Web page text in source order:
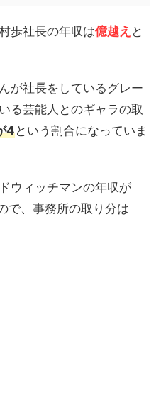
歩社長の年収は億越え と
が社長をしているグレー
る芸能人とのギャラの取
4という割合になっていま
ウィッチマンの年収が
で、事務所の取り分は